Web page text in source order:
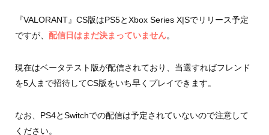
『VALORANT』CS版はPS5とXbox Series X|Sでリリース予定
ですが、 配信日はまだ決まっていません。
現在はベータテスト版が配信されており、当選すればフレンド
を5人まで招待してCS版をいち早くプレイできます。
なお、PS4とSwitchでの配信は予定されていないので注意して
ください。